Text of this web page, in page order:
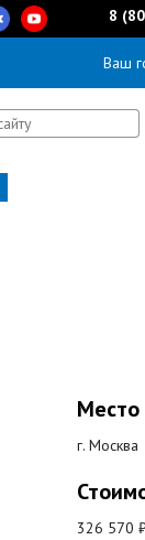
8
Ваш
г. Москва
326 570